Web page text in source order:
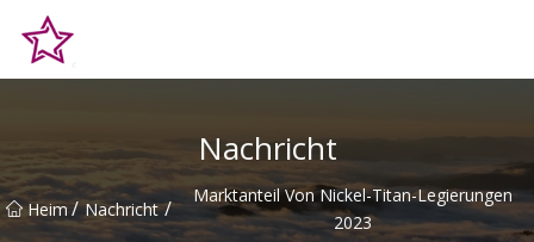
Nachricht
Heim/ Nachricht /
Marktanteil Von Nickel-Titan-Legierungen
2023